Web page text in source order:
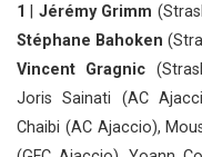
1 Jérémy Grimm
Stéphane Bahoken
Vincent Gragnic
Joris Sainati (AC
Chaibi (AC Ajaccio),